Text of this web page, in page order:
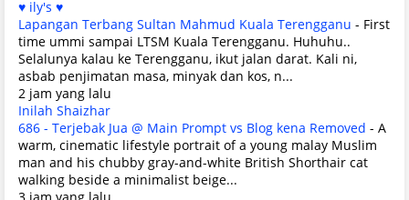
♥ ily's ♥
Lapangan Terbang Sultan Mahmud Kuala Terengganu - First
time ummi sampai LTSM Kuala Terengganu. Huhuhu..
Selalunya kalau ke Terengganu, ikut jalan darat. Kali ni,
asbab penjimatan masa, minyak dan kos, n...
2 jam yang lalu
Inilah Shaizhar
686 - Terjebak Jua @ Main Prompt vs Blog kena Removed - A
warm, cinematic lifestyle portrait of a young malay Muslim
man and his chubby gray-and-white British Shorthair cat
walking beside a minimalist beige...